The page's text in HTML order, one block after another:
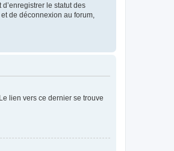
le statut des
de déconnexion au forum,
lien vers ce dernier se trouve